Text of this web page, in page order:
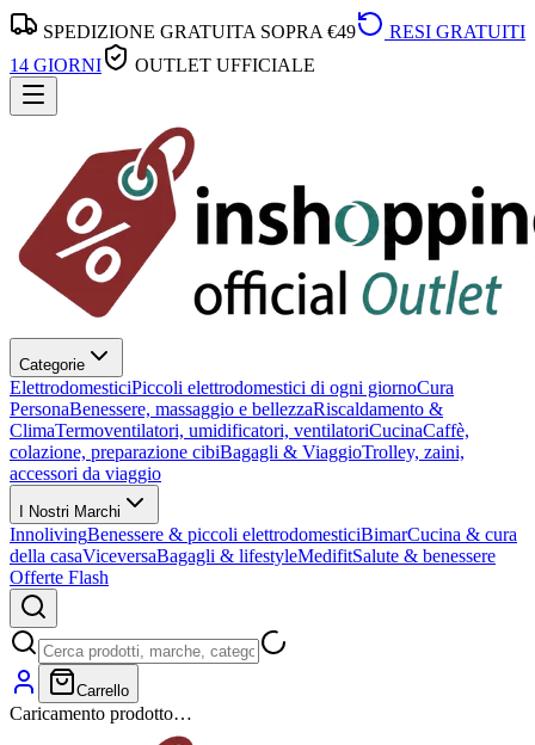
SPEDIZIONE GRATUITA SOPRA €49
RESI GRATUITI
14 GIORNI
OUTLET UFFICIALE
Categorie
ElettrodomesticiPiccoli elettrodomestici di ogni giornoCura
PersonaBenessere, massaggio e bellezzaRiscaldamento &
ClimaTermoventilatori, umidificatori, ventilatoriCucinaCaffè,
colazione, preparazione cibiBagagli & ViaggioTrolley, zaini,
accessori da viaggio
I Nostri Marchi
InnolivingBenessere & piccoli elettrodomesticiBimarCucina & cura
della casaViceversaBagagli & lifestyleMedifitSalute & benessere
Offerte Flash
Carrello
Caricamento prodotto…